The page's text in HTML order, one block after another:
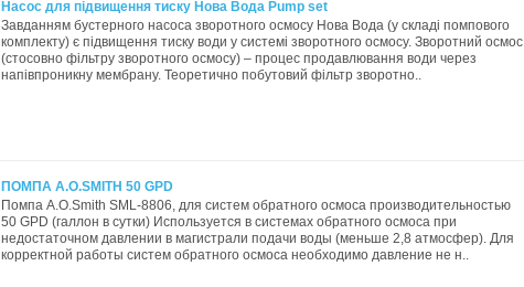
Насос для підвищення тиску Нова Вода Pump set
Завданням бустерного насоса зворотного осмосу Нова Вода (у складі помпового
комплекту) є підвищення тиску води у системі зворотного осмосу. Зворотний осмос
(стосовно фільтру зворотного осмосу) – процес продавлювання води через
напівпроникну мембрану. Теоретично побутовий фільтр зворотно..
ПОМПА A.O.SMITH 50 GPD
Помпа A.O.Smith SML-8806, для систем обратного осмоса производительностью
50 GPD (галлон в сутки) Используется в системах обратного осмоса при
недостаточном давлении в магистрали подачи воды (меньше 2,8 атмосфер). Для
корректной работы систем обратного осмоса необходимо давление не н..